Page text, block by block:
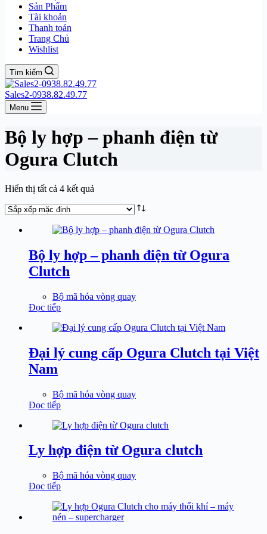
Sản Phẩm
Tài khoản
Thanh toán
Trang Chủ
Wishlist
Tìm kiếm
Sales2-0938.82.49.77
Menu
Bộ ly hợp – phanh điện từ
Ogura Clutch
Hiển thị tất cả 4 kết quả
Bộ ly hợp – phanh điện từ Ogura
Clutch
Bộ mã hóa vòng quay
Đọc tiếp
Đại lý cung cấp Ogura Clutch tại Việt
Nam
Bộ mã hóa vòng quay
Đọc tiếp
Ly hợp điện từ Ogura clutch
Bộ mã hóa vòng quay
Đọc tiếp